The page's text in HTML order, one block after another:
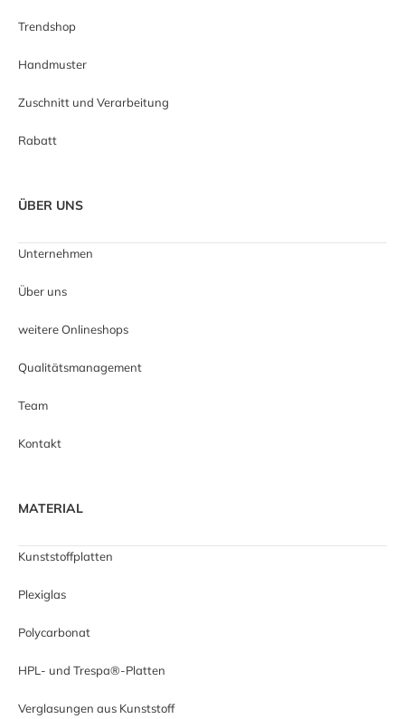
Trendshop
Handmuster
Zuschnitt und Verarbeitung
Rabatt
ÜBER UNS
Unternehmen
Über uns
weitere Onlineshops
Qualitätsmanagement
Team
Kontakt
MATERIAL
Kunststoffplatten
Plexiglas
Polycarbonat
HPL- und Trespa®-Platten
Verglasungen aus Kunststoff